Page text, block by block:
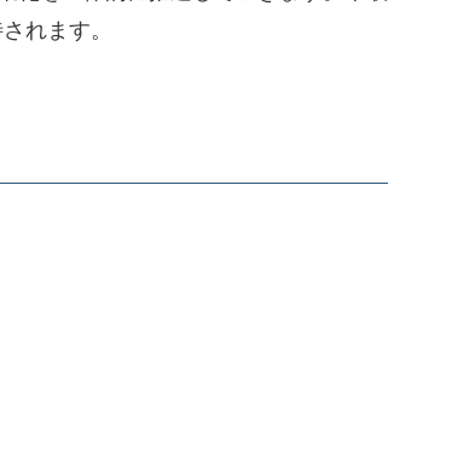
れます。